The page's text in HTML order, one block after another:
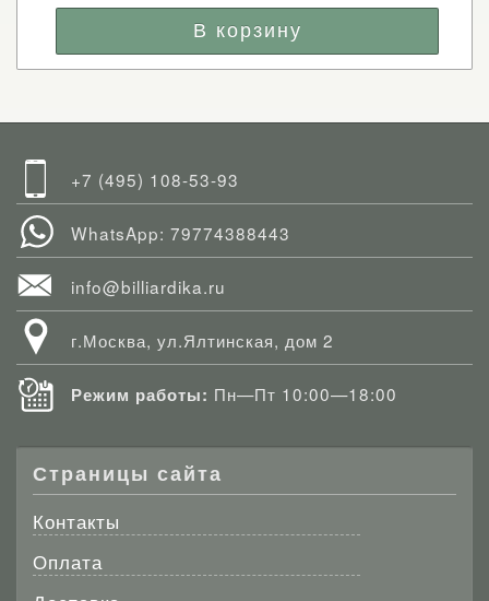
+7 (495) 108-53-93
WhatsApp: 79774388443
info@billiardika.ru
г.Москва, ул.Ялтинская, дом 2
Режим работы: Пн—Пт 10:00—18:00
Страницы сайта
Контакты
Оплата